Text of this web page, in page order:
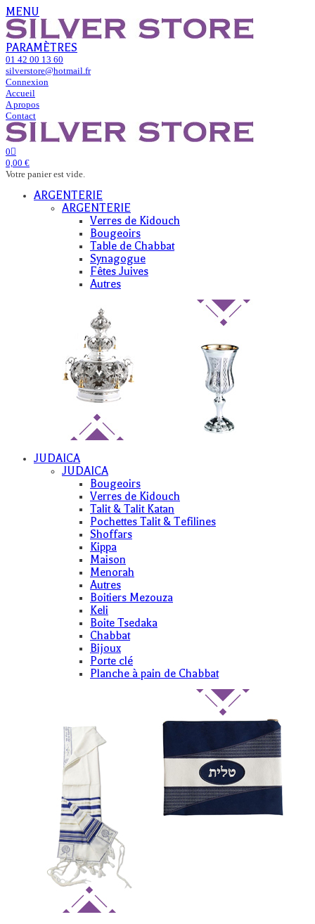
MENU
PARAMÈTRES
01 42 00 13 60
silverstore@hotmail.fr
Connexion
Accueil
A propos
Contact
0
0,00 €
Votre panier est vide.
ARGENTERIE
ARGENTERIE
Verres de Kidouch
Bougeoirs
Table de Chabbat
Synagogue
Fêtes Juives
Autres
JUDAICA
JUDAICA
Bougeoirs
Verres de Kidouch
Talit & Talit Katan
Pochettes Talit & Tefilines
Shoffars
Kippa
Maison
Menorah
Autres
Boitiers Mezouza
Keli
Boite Tsedaka
Chabbat
Bijoux
Porte clé
Planche à pain de Chabbat